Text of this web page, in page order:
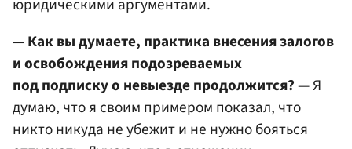
юридическими аргументами.
— Как вы думаете, практика внесения залогов
и освобождения подозреваемых
под подписку о невыезде продолжится?— Я
думаю, что я своим примером показал, что
никто никуда не убежит и не нужно бояться